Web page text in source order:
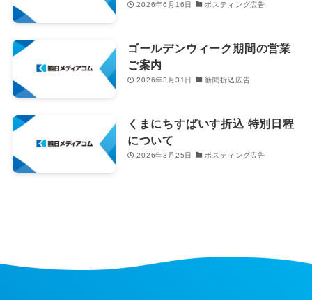
2026年6月16日 ポスティング広告
ゴールデンウィーク期間の営業
ご案内
2026年3月31日 新聞折込広告
くまにちすぱいす折込 特別日程
について
2026年3月25日 ポスティング広告